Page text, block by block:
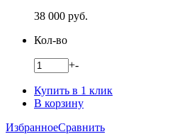
38 000 руб.
Кол-во
+-
Купить в 1 клик
В корзину
ИзбранноеСравнить